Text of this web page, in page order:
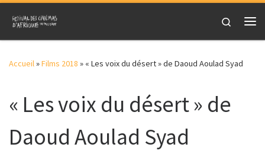
Skip to content
Search
Accueil»Films 2018 » « Les voix du désert » de Daoud Aoulad Syad
« Les voix du désert » de
Daoud Aoulad Syad